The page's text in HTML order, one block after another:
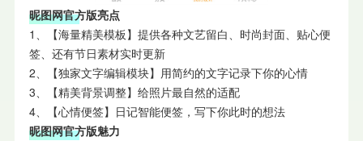
昵图网官方版亮点
1、【海量精美模板】提供各种文艺留白、时尚封面、贴心便
签、还有节日素材实时更新
2、【独家文字编辑模块】用简约的文字记录下你的心情
3、【精美背景调整】给照片最自然的适配
4、【心情便签】日记智能便签，写下你此时的想法
昵图网官方版魅力